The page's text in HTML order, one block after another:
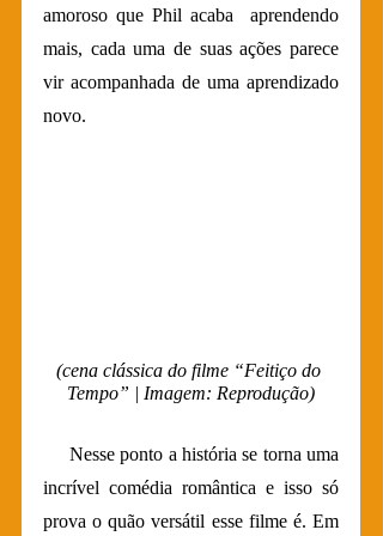
amoroso que Phil acaba  aprendendo
mais, cada uma de suas ações parece
vir acompanhada de uma aprendizado
novo.
(cena clássica do filme “Feitiço do
Tempo” | Imagem: Reprodução)
incrível comédia romântica e isso só
prova o quão versátil esse filme é. Em